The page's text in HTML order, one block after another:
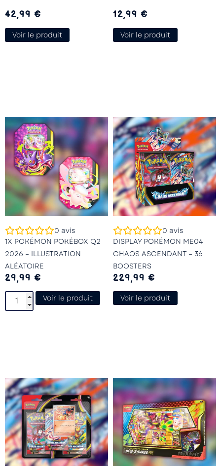
42,99 €
Voir le produit
12,99 €
Voir le produit
0 avis
1X POKÉMON POKÉBOX Q2
2026 – ILLUSTRATION
ALÉATOIRE
29,99 €
Voir le produit
0 avis
DISPLAY POKÉMON ME04
CHAOS ASCENDANT – 36
BOOSTERS
229,99 €
Voir le produit